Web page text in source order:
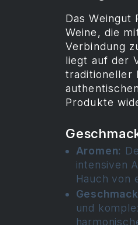
Das
Weine, die
Verbindung
liegt auf der
traditioneller
Produkte
Aromen:
intensiven
Hauch von
und